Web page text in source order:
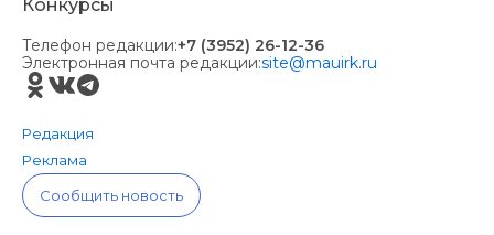
Конкурсы
Телефон редакции:+7 (3952) 26-12-36
Электронная почта редакции:site@mauirk.ru
Редакция
Реклама
Сообщить новость